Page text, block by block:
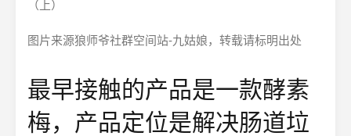
图片来源狼师爷社群空间站-九姑娘，转载请标明出处
最早接触的产品是一款酵素
梅，产品定位是解决肠道垃